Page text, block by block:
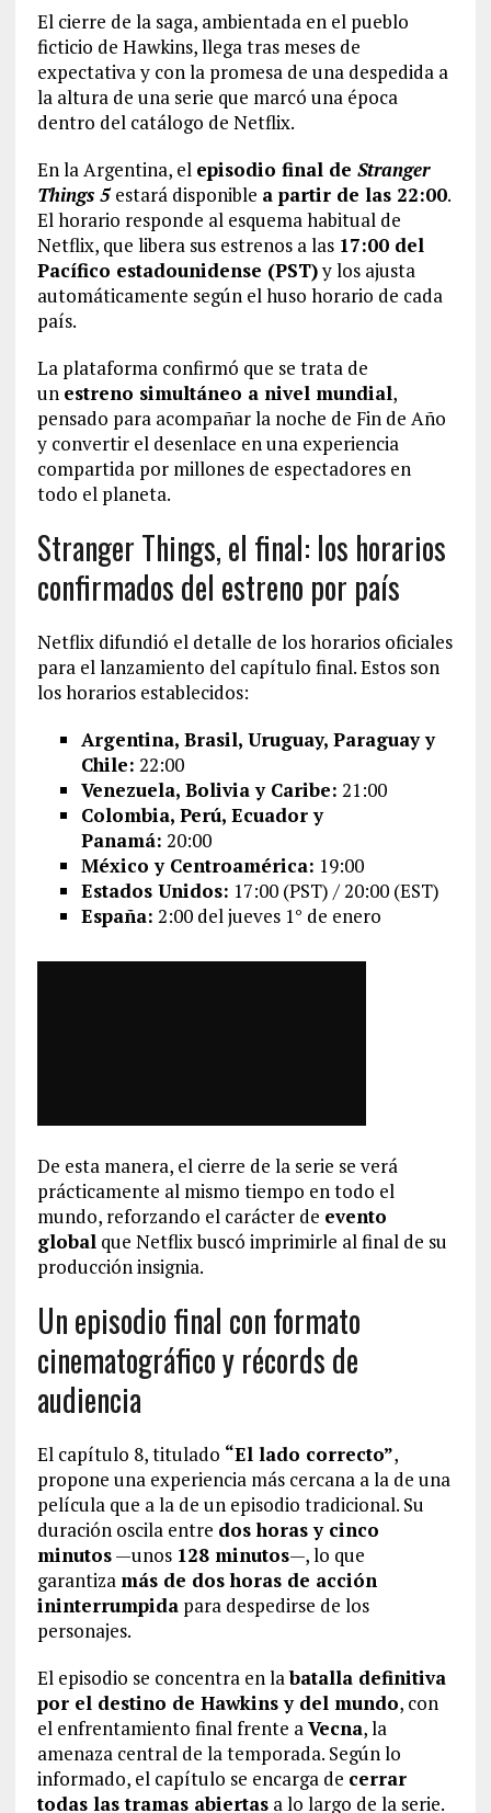
El cierre de la saga, ambientada en el pueblo
ficticio de Hawkins, llega tras meses de
expectativa y con la promesa de una despedida a
la altura de una serie que marcó una época
dentro del catálogo de Netflix.
En la Argentina, el episodio final de Stranger
Things 5estará disponible a partir de las 22:00.
El horario responde al esquema habitual de
Netflix, que libera sus estrenos a las 17:00 del
Pacífico estadounidense (PST)y los ajusta
automáticamente según el huso horario de cada
país.
La plataforma confirmó que se trata de
un estreno simultáneo a nivel mundial,
pensado para acompañar la noche de Fin de Año
y convertir el desenlace en una experiencia
compartida por millones de espectadores en
todo el planeta.
Stranger Things, el final: los horarios
confirmados del estreno por país
Netflix difundió el detalle de los horarios oficiales
para el lanzamiento del capítulo final. Estos son
los horarios establecidos:
Argentina, Brasil, Uruguay, Paraguay y
Chile: 22:00
Venezuela, Bolivia y Caribe: 21:00
Colombia, Perú, Ecuador y
Panamá: 20:00
México y Centroamérica: 19:00
Estados Unidos: 17:00 (PST) / 20:00 (EST)
España: 2:00 del jueves 1° de enero
De esta manera, el cierre de la serie se verá
prácticamente al mismo tiempo en todo el
mundo, reforzando el carácter de evento
globalque Netflix buscó imprimirle al final de su
producción insignia.
Un episodio final con formato
cinematográfico y récords de
audiencia
El capítulo 8, titulado “El lado correcto”,
propone una experiencia más cercana a la de una
película que a la de un episodio tradicional. Su
duración oscila entre dos horas y cinco
minutos—unos 128 minutos—, lo que
garantiza más de dos horas de acción
ininterrumpidapara despedirse de los
personajes.
El episodio se concentra en labatalla definitiva
por el destino de Hawkins y del mundo, con
el enfrentamiento final frente aVecna, la
amenaza central de la temporada. Según lo
informado, el capítulo se encarga de cerrar
todas las tramas abiertasa lo largo de la serie.